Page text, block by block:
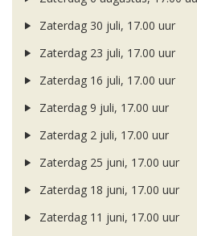
Zaterdag 30 juli, 17.00 uur
Zaterdag 23 juli, 17.00 uur
Zaterdag 16 juli, 17.00 uur
Zaterdag 9 juli, 17.00 uur
Zaterdag 2 juli, 17.00 uur
Zaterdag 25 juni, 17.00 uur
Zaterdag 18 juni, 17.00 uur
Zaterdag 11 juni, 17.00 uur